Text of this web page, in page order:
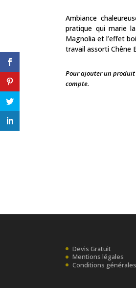
Ambiance
pratique qui marie
Magnolia et l’effet
travail assorti Chêne
Pour ajouter un produit
compte.
Devis Gratuit
Mentions légales
Conditions